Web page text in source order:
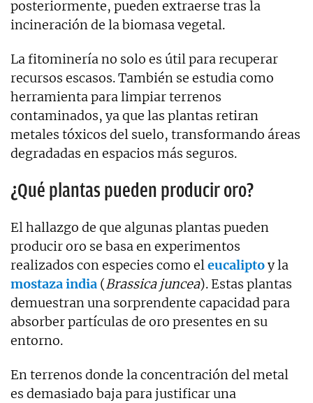
posteriormente, pueden extraerse tras la
incineración de la biomasa vegetal.
La fitominería no solo es útil para recuperar
recursos escasos. También se estudia como
herramienta para limpiar terrenos
contaminados, ya que las plantas retiran
metales tóxicos del suelo, transformando áreas
degradadas en espacios más seguros.
¿Qué plantas pueden producir oro?
El hallazgo de que algunas plantas pueden
producir oro se basa en experimentos
realizados con especies como eleucaliptoy la
mostaza india (Brassica juncea). Estas plantas
demuestran una sorprendente capacidad para
absorber partículas de oro presentes en su
entorno.
En terrenos donde la concentración del metal
es demasiado baja para justificar una